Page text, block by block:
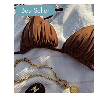
Best Seller